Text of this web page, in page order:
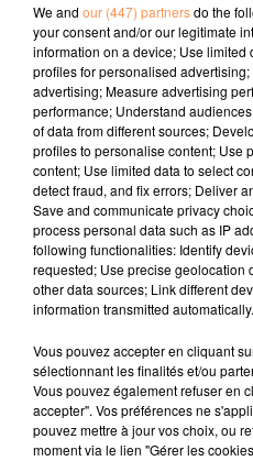
PODCAST DE PSL:
TITRES DIFFUSÉS
6h49
6h49
CRIS CAB
English Man In New
6h46
6h46
Peu
We and our (447) partnersdo the
your consent and/or our legitimate
information on a device; Use
profiles for personalised
advertising; Measure advertising
performance; Understand
of data from different sources;
profiles to personalise content; Use
content; Use limited data to select
detect fraud, and fix errors; Deliver
Save and communicate privacy
process personal data such as IP
following functionalities: Identify
requested; Use precise geolocation
other data sources; Link different
information transmitted automatically.
Vous pouvez accepter en cliquant
sélectionnant les finalités et/ou
Vous pouvez également refuser en
accepter". Vos préférences ne
pouvez mettre à jour vos choix, ou
moment via le lien "Gérer les